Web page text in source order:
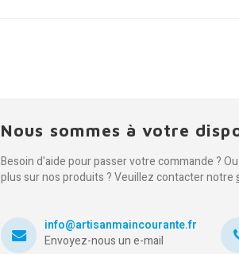
Nous sommes à votre
Besoin d'aide pour passer votre commande ?
plus sur nos produits ? Veuillez contacter notre
info@artisanmaincourante.fr
Envoyez-nous un e-mail